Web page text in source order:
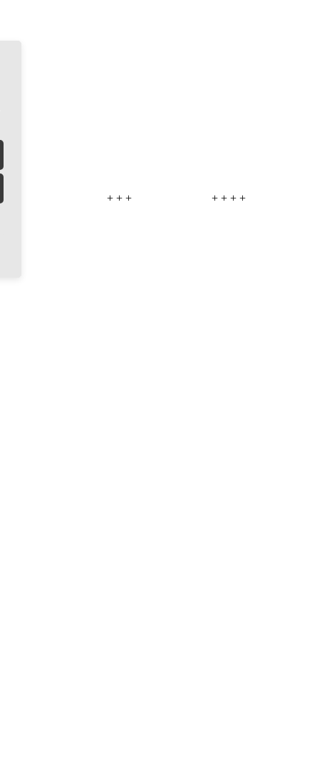
+ + + + + + + + +